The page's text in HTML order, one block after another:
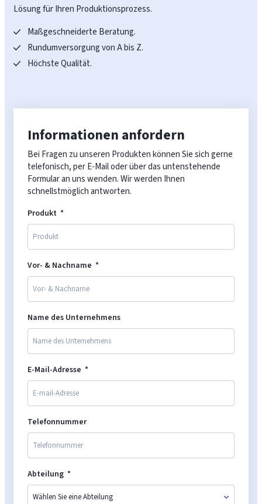
Informationen anfordern
Bei Fragen zu unseren Produkten können Sie sich gerne
telefonisch, per E-Mail oder über das untenstehende
Formular an uns wenden. Wir werden Ihnen
schnellstmöglich antworten.
Produkt
Vor- & Nachname
Name des Unternehmens
E-Mail-Adresse
Telefonnummer
Abteilung
Lösung für Ihren Produktionsprozess.
Maßgeschneiderte Beratung.
Rundumversorgung von A bis Z.
Höchste Qualität.